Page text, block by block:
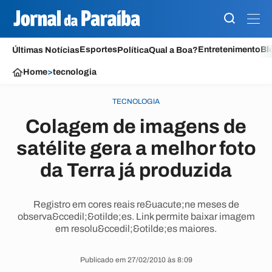
Últimas NotíciasEsportesPolíticaQual a Boa?Entretenimento
Home>tecnologia
TECNOLOGIA
Colagem de imagens de
satélite gera a melhor foto
da Terra já produzida
Registro em cores reais re&uacute;ne meses de
observa&ccedil;&otilde;es. Link permite baixar imagem
em resolu&ccedil;&otilde;es maiores.
Publicado em 27/02/2010 às 8:09